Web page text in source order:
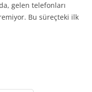
gelen telefonları
Bu süreçteki ilk